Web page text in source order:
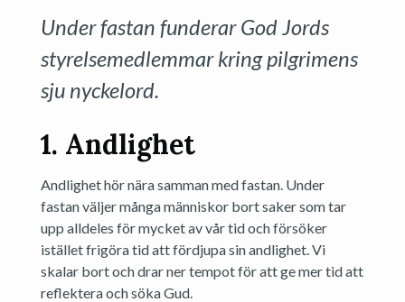
Under fastan funderar God Jords
styrelsemedlemmar kring pilgrimens
sju nyckelord.
1. Andlighet
Andlighet hör nära samman med fastan. Under
fastan väljer många människor bort saker som tar
upp alldeles för mycket av vår tid och försöker
istället frigöra tid att fördjupa sin andlighet. Vi
skalar bort och drar ner tempot för att ge mer tid att
reflektera och söka Gud.